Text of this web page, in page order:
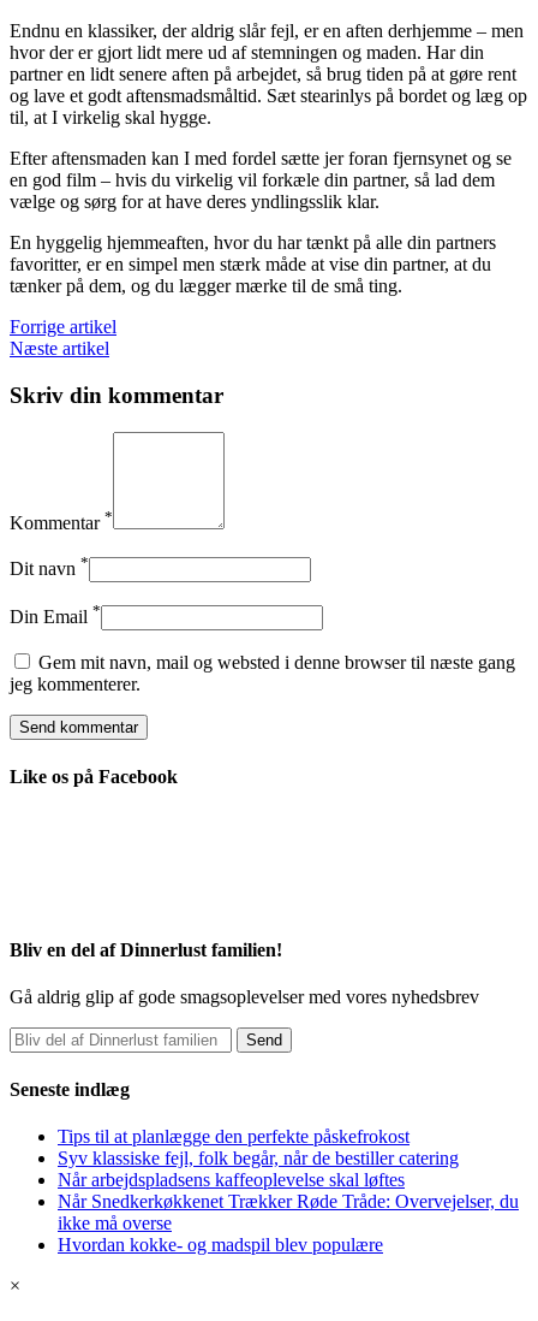
Endnu en klassiker, der aldrig slår fejl, er en aften derhjemme – men
hvor der er gjort lidt mere ud af stemningen og maden. Har din
partner en lidt senere aften på arbejdet, så brug tiden på at gøre rent
og lave et godt aftensmadsmåltid. Sæt stearinlys på bordet og læg op
til, at I virkelig skal hygge.
Efter aftensmaden kan I med fordel sætte jer foran fjernsynet og se
en god film – hvis du virkelig vil forkæle din partner, så lad dem
vælge og sørg for at have deres yndlingsslik klar.
En hyggelig hjemmeaften, hvor du har tænkt på alle din partners
favoritter, er en simpel men stærk måde at vise din partner, at du
tænker på dem, og du lægger mærke til de små ting.
Forrige artikel
Næste artikel
Skriv din kommentar
Kommentar *
Dit navn *
Din Email *
Gem mit navn, mail og websted i denne browser til næste gang
jeg kommenterer.
Like os på Facebook
Bliv en del af Dinnerlust familien!
Gå aldrig glip af gode smagsoplevelser med vores nyhedsbrev
Send
Seneste indlæg
Tips til at planlægge den perfekte påskefrokost
Syv klassiske fejl, folk begår, når de bestiller catering
Når arbejdspladsens kaffeoplevelse skal løftes
Når Snedkerkøkkenet Trækker Røde Tråde: Overvejelser, du
ikke må overse
Hvordan kokke- og madspil blev populære
×